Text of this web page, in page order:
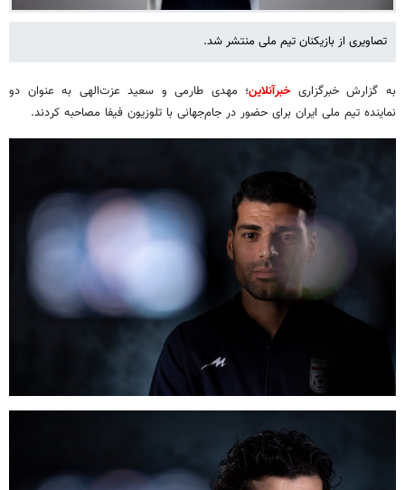
تصاویری از بازیکنان تیم ملی منتشر شد.
به گزارش خبرگزاریخبرآنلاین؛ مهدی طارمی و سعید عزت‌الهی به عنوان دو
نماینده تیم ملی ایران برای حضور در جام‌جهانی با تلوزیون فیفا مصاحبه کردند.